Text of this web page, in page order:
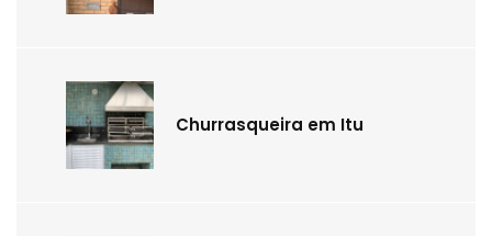
Churrasqueira em Itu